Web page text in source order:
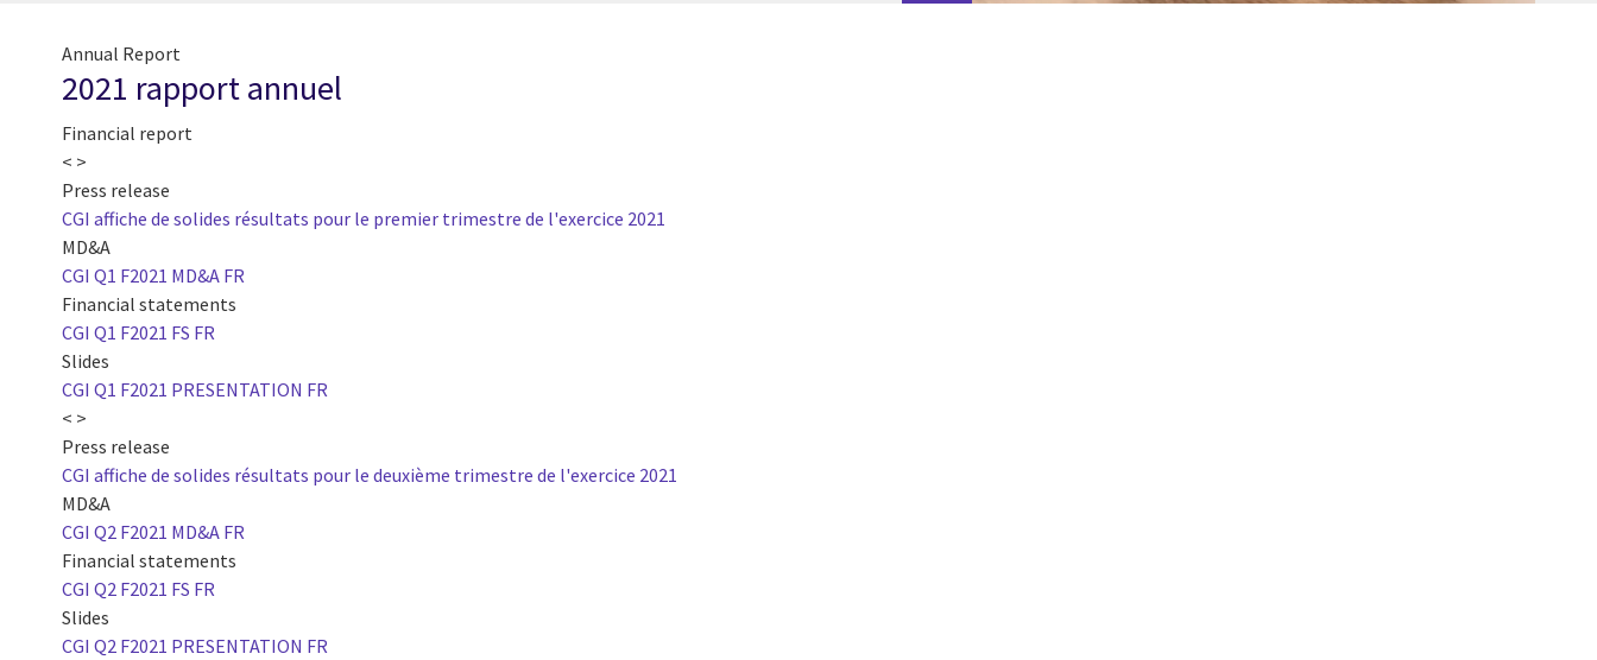
Annual Report
2021 rapport annuel
Financial report
< >
Press release
CGI affiche de solides résultats pour le premier trimestre de l'exercice 2021
MD&A
CGI Q1 F2021 MD&A FR
Financial statements
CGI Q1 F2021 FS FR
Slides
CGI Q1 F2021 PRESENTATION FR
< >
Press release
CGI affiche de solides résultats pour le deuxième trimestre de l'exercice 2021
MD&A
CGI Q2 F2021 MD&A FR
Financial statements
CGI Q2 F2021 FS FR
Slides
CGI Q2 F2021 PRESENTATION FR